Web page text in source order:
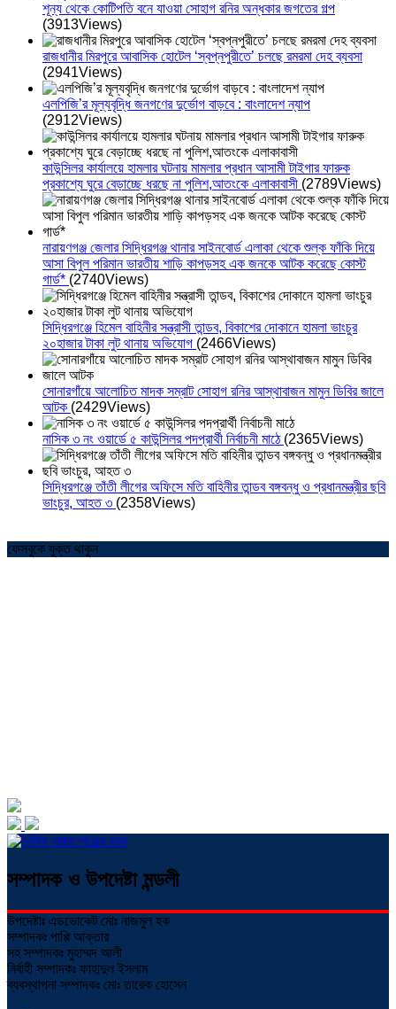
শূন্য থেকে কোটিপতি বনে যাওয়া সোহাগ রনির অন্ধকার জগতের গল্প
(3913Views)
রাজধানীর মিরপুরে আবাসিক হোটেল ‘স্বপ্নপুরীতে’ চলছে রমরমা দেহ ব্যবসা
(2941Views)
এলপিজি’র মূল্যবৃদ্ধি জনগণের দুর্ভোগ বাড়বে : বাংলাদেশ ন্যাপ
(2912Views)
কাউন্সিলর কার্যালয়ে হামলার ঘটনায় মামলার প্রধান আসামী টাইগার ফারুক
প্রকাশ্যে ঘুরে বেড়াচ্ছে ধরছে না পুলিশ,আতংকে এলাকাবাসী (2789Views)
নারায়ণগঞ্জ জেলার সিদ্ধিরগঞ্জ থানার সাইনবোর্ড এলাকা থেকে শুল্ক ফাঁকি দিয়ে
আসা বিপুল পরিমান ভারতীয় শাড়ি কাপড়সহ এক জনকে আটক করেছে কোস্ট
গার্ড* (2740Views)
সিদ্ধিরগঞ্জে হিমেল বাহিনীর সন্ত্রাসী তান্ডব, বিকাশের দোকানে হামলা ভাংচুর
২০হাজার টাকা লুট থানায় অভিযোগ (2466Views)
সোনারগাঁয়ে আলোচিত মাদক সম্রাট সোহাগ রনির আস্থাবাজন মামুন ডিবির জালে
আটক (2429Views)
নাসিক ৩ নং ওয়ার্ডে ৫ কাউন্সিলর পদপ্রার্থী নির্বাচনী মাঠে (2365Views)
সিদ্ধিরগঞ্জে তাঁতী লীগের অফিসে মতি বাহিনীর তান্ডব বঙ্গবন্ধু ও প্রধানমন্ত্রীর ছবি
ভাংচুর, আহত ৩ (2358Views)
ফেসবুকে যুক্ত থাকুন
সম্পাদক ও উপদেষ্টা মন্ডলী
উপদেষ্টাঃ এডভোকেট মোঃ নাজমুল হক
সম্পাদকঃ পাপ্পি আক্তার
সহ সম্পাদকঃ মুহাম্মদ আলী
নির্বাহী সম্পাদকঃ ফাহাদুল ইসলাম
ব্যবস্থাপনা সম্পাদকঃ মোঃ তারেক হোসেন